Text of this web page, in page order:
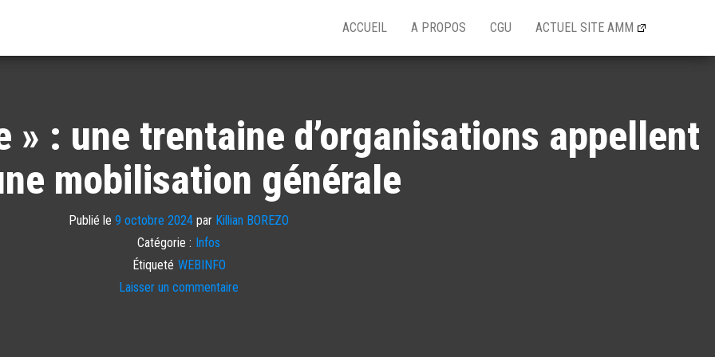
ACCUEIL A PROPOS CGU ACTUEL SITE AMM
: une trentaine d’organisations appellent
mobilisation générale
Publié le 9 octobre 2024 par Killian BOREZO
Catégorie : Infos
Étiqueté WEBINFO
Laisser un commentaire